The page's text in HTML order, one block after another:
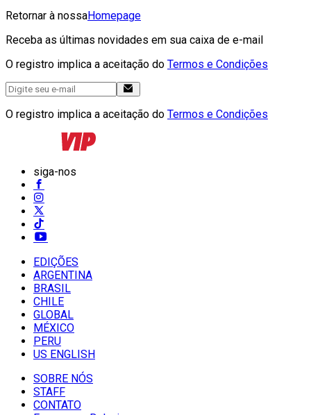
Retornar à nossaHomepage
Receba as últimas novidades em sua caixa de e-mail
O registro implica a aceitação do Termos e Condições
O registro implica a aceitação do Termos e Condições
siga-nos
EDIÇÕES
ARGENTINA
BRASIL
CHILE
GLOBAL
MÉXICO
PERU
US ENGLISH
SOBRE NÓS
STAFF
CONTATO